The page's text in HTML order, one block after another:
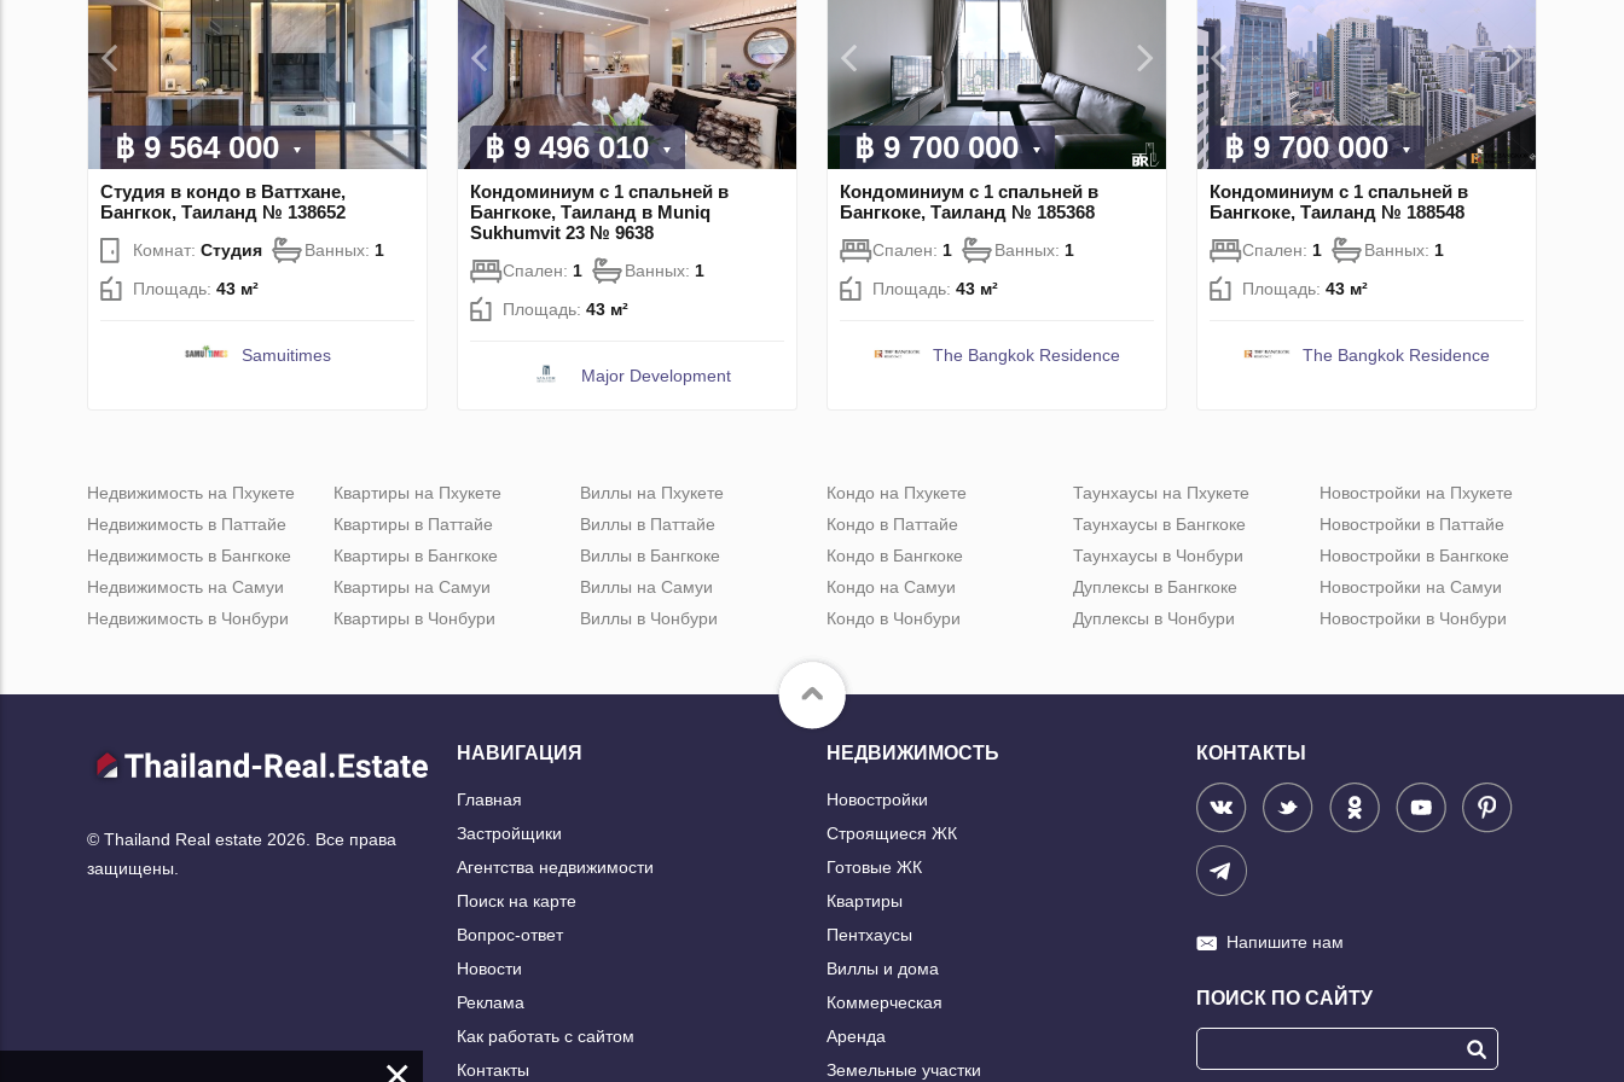
฿ 9 564 000
Студия в кондо в Ваттхане,
Бангкок, Таиланд № 138652
Комнат: Студия Ванных: 1
Площадь: 43 м²
Samuitimes
฿ 9 496 010
Кондоминиум с 1 спальней в
Бангкоке, Таиланд в Muniq
Sukhumvit 23 № 9638
Спален: 1 Ванных: 1
Площадь: 43 м²
Major Development
฿ 9 700 000
Кондоминиум с 1 спальней в
Бангкоке, Таиланд № 185368
Спален: 1 Ванных: 1
Площадь: 43 м²
The Bangkok Residence
฿ 9 700 000
Кондоминиум с 1 спальней в
Бангкоке, Таиланд № 188548
Спален: 1 Ванных: 1
Площадь: 43 м²
The Bangkok Residence
Недвижимость на Пхукете
Недвижимость в Паттайе
Недвижимость в Бангкоке
Недвижимость на Самуи
Недвижимость в Чонбури
Квартиры на Пхукете
Квартиры в Паттайе
Квартиры в Бангкоке
Квартиры на Самуи
Квартиры в Чонбури
Виллы на Пхукете
Виллы в Паттайе
Виллы в Бангкоке
Виллы на Самуи
Виллы в Чонбури
Кондо на Пхукете
Кондо в Паттайе
Кондо в Бангкоке
Кондо на Самуи
Кондо в Чонбури
Таунхаусы на Пхукете
Таунхаусы в Бангкоке
Таунхаусы в Чонбури
Дуплексы в Бангкоке
Дуплексы в Чонбури
Новостройки на Пхукете
Новостройки в Паттайе
Новостройки в Бангкоке
Новостройки на Самуи
Новостройки в Чонбури
© Thailand Real estate 2026. Все права
защищены.
НАВИГАЦИЯ
Главная
Застройщики
Агентства недвижимости
Поиск на карте
Вопрос-ответ
Новости
Реклама
Как работать с сайтом
Контакты
НЕДВИЖИМОСТЬ
Новостройки
Строящиеся ЖК
Готовые ЖК
Квартиры
Пентхаусы
Виллы и дома
Коммерческая
Аренда
Земельные участки
КОНТАКТЫ
Напишите нам
ПОИСК ПО САЙТУ